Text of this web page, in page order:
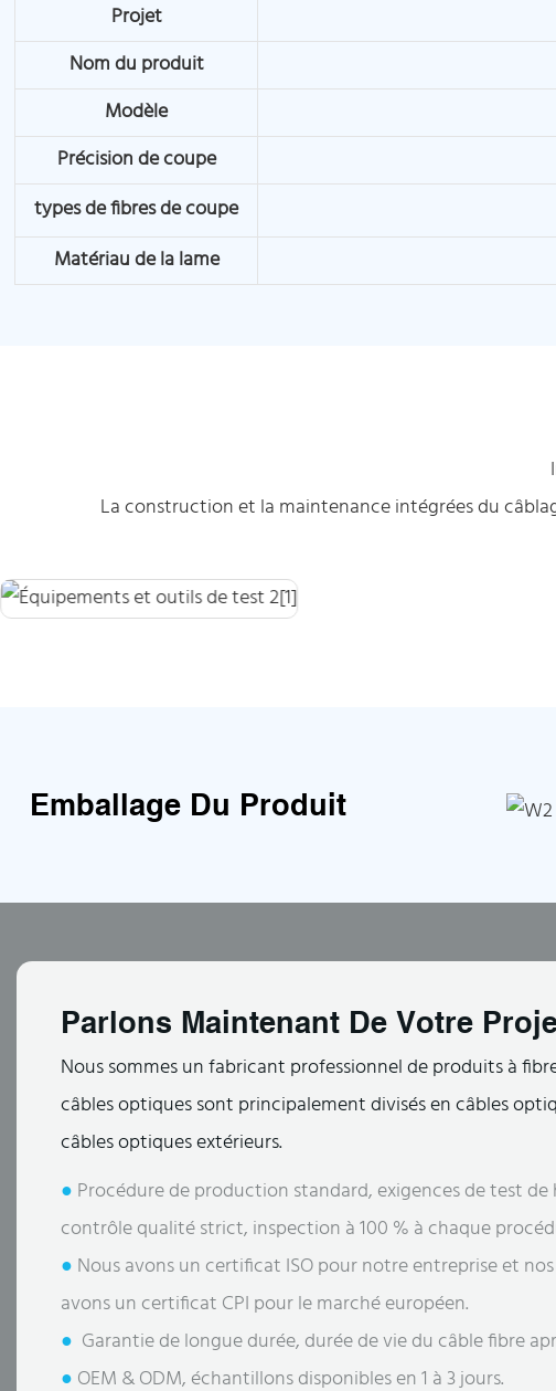
Projet
Nom du produit
Modèle
Précision de coupe
types de fibres de coupe
Matériau de la lame
La construction et la maintenance intégrées du
Emballage Du Produit
Parlons Maintenant De Votre
Nous sommes un fabricant professionnel de produits à
câbles optiques sont principalement divisés en câbles
câbles optiques extérieurs.
● Procédure de production standard, exigences de test
contrôle qualité strict, inspection à 100 % à chaque
● Nous avons un certificat ISO pour notre entreprise et
avons un certificat CPI pour le marché européen.
● Garantie de longue durée, durée de vie du câble fibre
● OEM & ODM, échantillons disponibles en 1 à 3 jours.